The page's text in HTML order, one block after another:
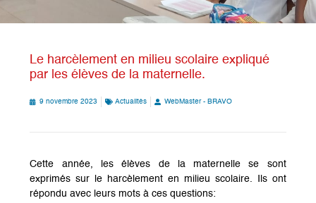
Le harcèlement en milieu scolaire expliqué
par les élèves de la maternelle.
9 novembre 2023 Actualités WebMaster - BRAVO
Cette année, les élèves de la maternelle se sont
exprimés sur le harcèlement en milieu scolaire. Ils ont
répondu avec leurs mots à ces questions: